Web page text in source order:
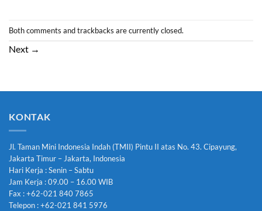
Both comments and trackbacks are currently closed.
Next →
KONTAK
Jl. Taman Mini Indonesia Indah (TMII) Pintu II atas No. 43. Cipayung,
Jakarta Timur – Jakarta, Indonesia
Hari Kerja : Senin – Sabtu
Jam Kerja : 09.00 – 16.00 WIB
Fax : +62-021 840 7865
Telepon : +62-021 841 5976